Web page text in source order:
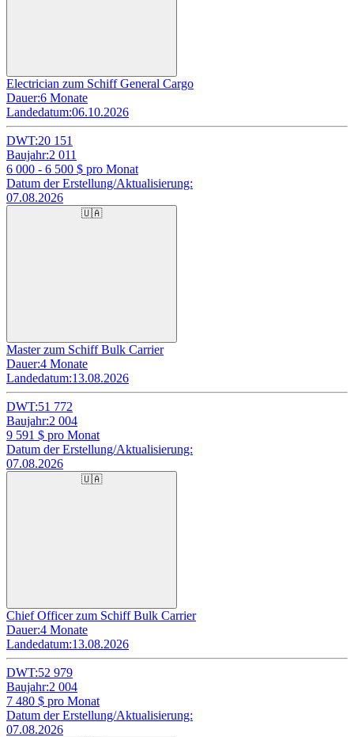
Electrician zum Schiff General Cargo
Dauer:6 Monate
Landedatum:06.10.2026
DWT:20 151
Baujahr:2 011
6 000 - 6 500 $ pro Monat
Datum der Erstellung/Aktualisierung:
07.08.2026
🇺🇦
Master zum Schiff Bulk Carrier
Dauer:4 Monate
Landedatum:13.08.2026
DWT:51 772
Baujahr:2 004
9 591 $ pro Monat
Datum der Erstellung/Aktualisierung:
07.08.2026
🇺🇦
Chief Officer zum Schiff Bulk Carrier
Dauer:4 Monate
Landedatum:13.08.2026
DWT:52 979
Baujahr:2 004
7 480 $ pro Monat
Datum der Erstellung/Aktualisierung:
07.08.2026